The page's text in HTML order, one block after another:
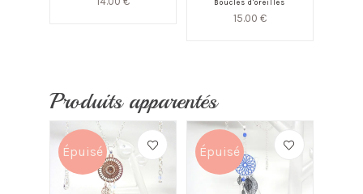
Boucles d'oreilles
15.00 €
Produits apparentés
Épuisé Épuisé